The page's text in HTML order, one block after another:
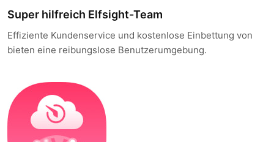
Super hilfreich Elfsight-Team
Effiziente Kundenservice und kostenlose Einbettung von
bieten eine reibungslose Benutzerumgebung.